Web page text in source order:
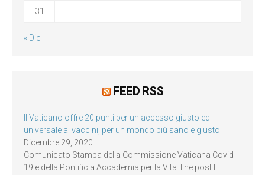
31
« Dic
FEED RSS
Il Vaticano offre 20 punti per un accesso giusto ed
universale ai vaccini, per un mondo più sano e giusto
Dicembre 29, 2020
Comunicato Stampa della Commissione Vaticana Covid-
19 e della Pontificia Accademia per la Vita The post Il